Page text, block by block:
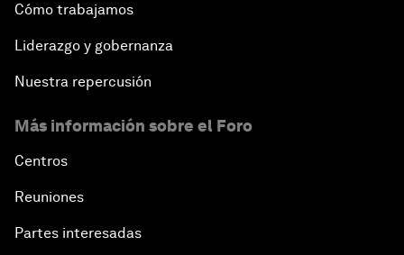
Cómo trabajamos
Liderazgo y gobernanza
Nuestra repercusión
Más información sobre el Foro
Centros
Reuniones
Partes interesadas